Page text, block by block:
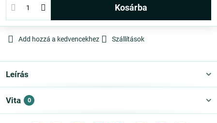
kosárba
Add hozzá a kedvencekhez Szállítások
Leírás
Vita 0